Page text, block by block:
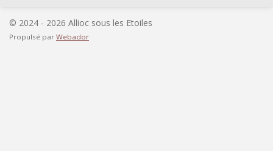
© 2024 - 2026 Allioc sous les Etoiles
Propulsé par Webador